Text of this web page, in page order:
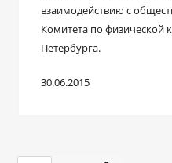
взаимодействию с
Комитета по физической
Петербурга.
30.06.2015